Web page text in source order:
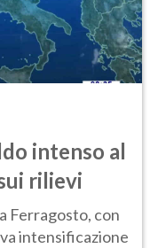
intenso al
rilievi
Ferragosto, con
intensificazione